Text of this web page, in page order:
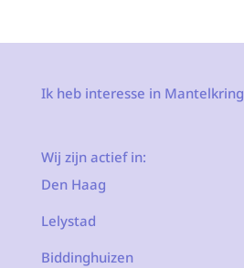
Ik heb interesse in Mantelkring
Wij zijn actief in:
Den Haag
Lelystad
Biddinghuizen